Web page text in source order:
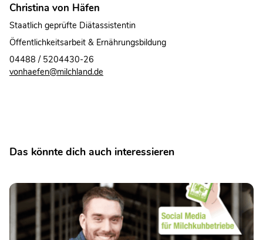
Christina von Häfen
Staatlich geprüfte Diätassistentin
Öffentlichkeitsarbeit & Ernährungsbildung
04488 / 5204430-26
vonhaefen@milchland.de
Das könnte dich auch interessieren